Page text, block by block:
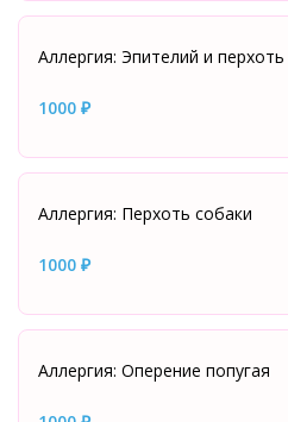
Аллергия: Эпителий и
1000 ₽
Аллергия: Перхоть собаки
1000 ₽
Аллергия: Оперение попугая